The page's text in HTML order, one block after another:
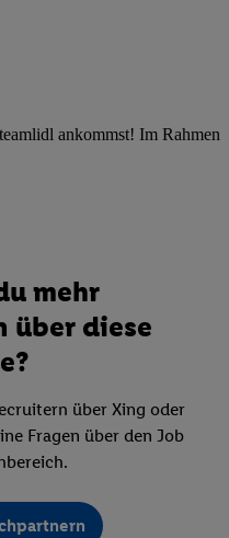
ankommst! Im Rahmen
mehr
über diese
über Xing oder
Fragen über den Job